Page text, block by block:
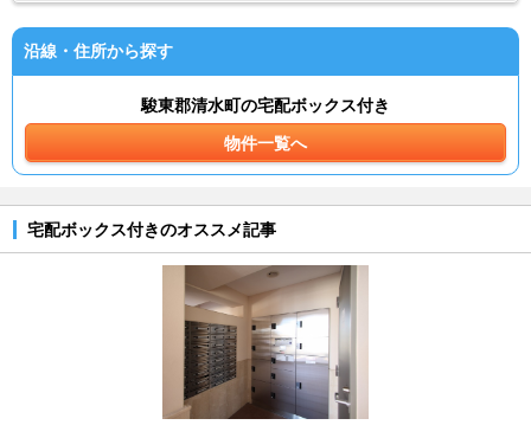
沿線・住所から探す
駿東郡清水町の宅配ボックス付き
物件一覧へ
宅配ボックス付きのオススメ記事